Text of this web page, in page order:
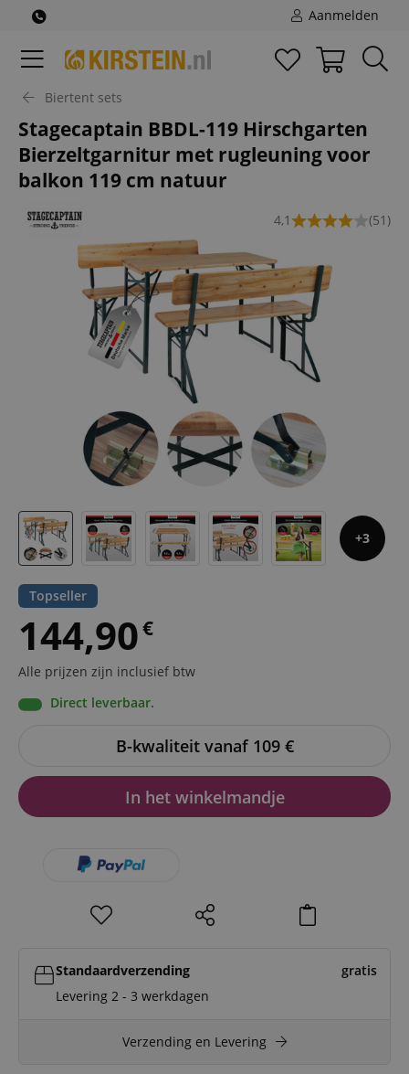
Aanmelden
Biertent sets
Stagecaptain BBDL-119 Hirschgarten
Bierzeltgarnitur met rugleuning voor
balkon 119 cm natuur
4,1 (51)
3
Topseller
144,90€
Alle prijzen zijn inclusief btw
Direct leverbaar.
B-kwaliteit vanaf 109 €
In het winkelmandje
Standaardverzending
gratis
Levering 2 - 3 werkdagen
Verzending en Levering